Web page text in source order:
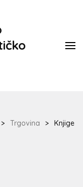
> Trgovina > Knjige